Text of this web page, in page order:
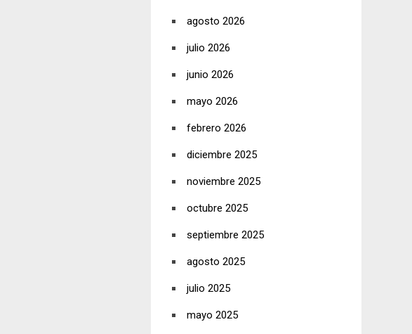
agosto 2026
julio 2026
junio 2026
mayo 2026
febrero 2026
diciembre 2025
noviembre 2025
octubre 2025
septiembre 2025
agosto 2025
julio 2025
mayo 2025